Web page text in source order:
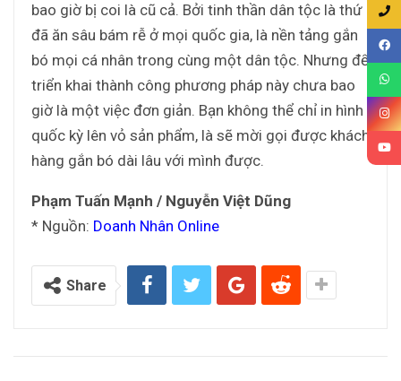
bao giờ bị coi là cũ cả. Bởi tinh thần dân tộc là thứ
đã ăn sâu bám rễ ở mọi quốc gia, là nền tảng gắn
bó mọi cá nhân trong cùng một dân tộc. Nhưng để
triển khai thành công phương pháp này chưa bao
giờ là một việc đơn giản. Bạn không thể chỉ in hình
quốc kỳ lên vỏ sản phẩm, là sẽ mời gọi được khách
hàng gắn bó dài lâu với mình được.
Phạm Tuấn Mạnh / Nguyễn Việt Dũng
* Nguồn: Doanh Nhân Online
Share